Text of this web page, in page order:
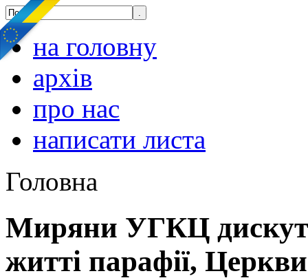
на головну
архів
про нас
написати листа
Головна
Миряни УГКЦ
житті парафії,